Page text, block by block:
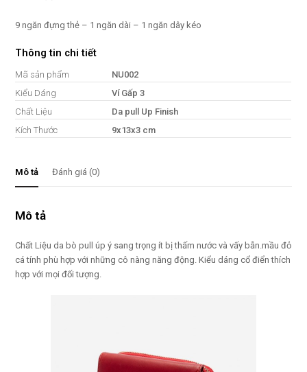
9 ngăn đựng thẻ – 1 ngăn dài – 1 ngăn dây kéo
Thông tin chi tiết
Mã sản phẩm
NU002
Kiểu Dáng
Ví Gấp 3
Chất Liệu
Da pull Up Finish
Kích Thước
9x13x3 cm
Mô tả Đánh giá (0)
Mô tả
Chất Liệu da bò pull úp ý sang trọng ít bị thấm nước và vấy bẫn.mầu đỏ
cá tính phù hợp với những cô nàng năng động. Kiểu dáng cổ điển thích
hợp với mọi đối tượng.